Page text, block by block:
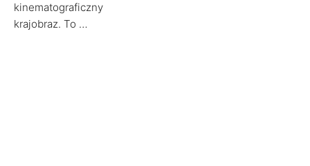
kinematograficzny
krajobraz. To …